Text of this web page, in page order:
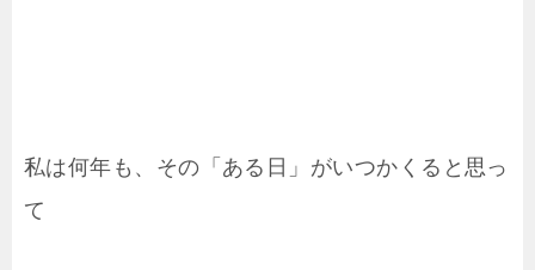
私は何年も、その「ある日」がいつかくると思っ
て